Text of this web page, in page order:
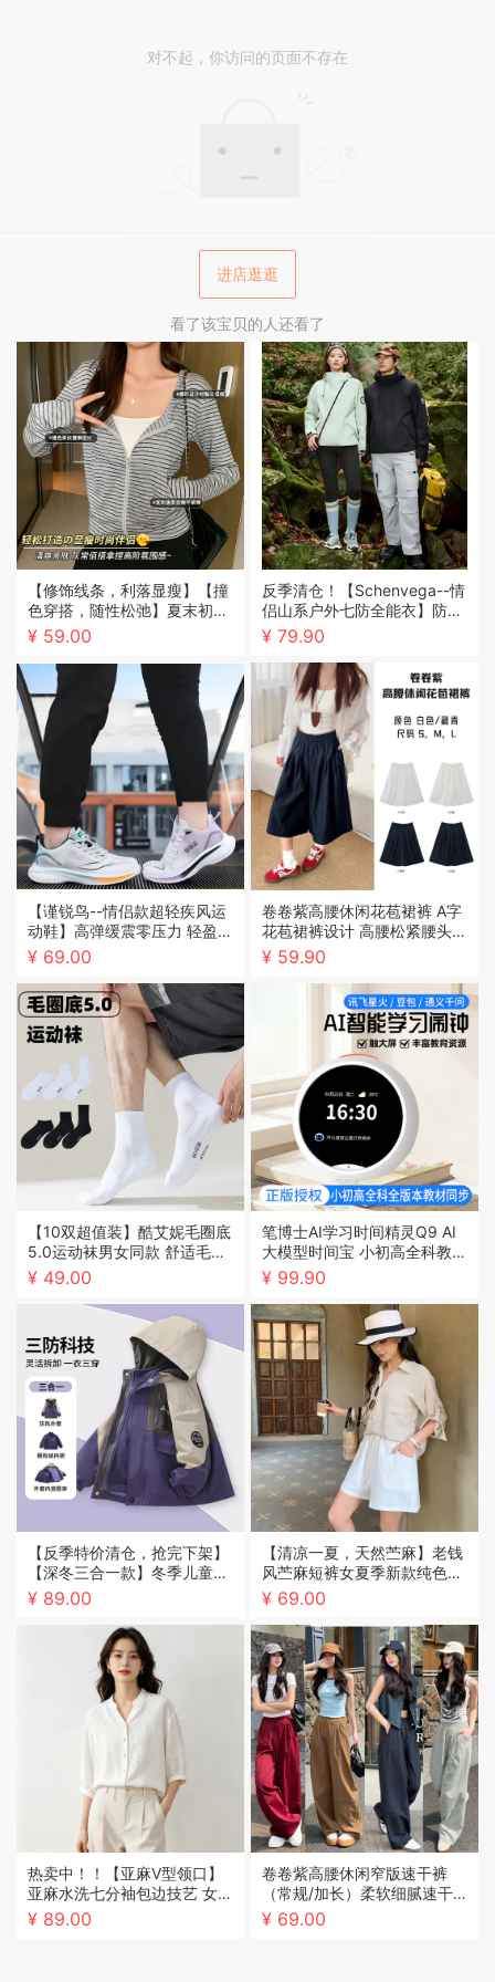
对不起，你访问的页面不存在
进店逛逛
看了该宝贝的人还看了
【修饰线条，利落显瘦】【撞
色穿搭，随性松弛】夏末初秋
新款女潮流撞色莱赛尔条纹拉
¥ 59.00
反季清仓！【Schenvega--情
侣山系户外七防全能衣】防水
防风防油防污、抗寒保暖防刮
女同款适合多种场合穿搭
¥ 79.90
【谨锐鸟--情侣款超轻疾风运
动鞋】高弹缓震零压力 轻盈舒
适暴走不累脚 耐磨耐洗耐穿防
百搭 男女同款全场景可穿搭
¥ 69.00
卷卷紫高腰休闲花苞裙裤 A字
花苞裙裤设计 高腰松紧腰头七
分长度 遮胯显瘦百搭不挑身材
¥ 59.90
【10双超值装】酷艾妮毛圈底
5.0运动袜男女同款 舒适毛巾
底立体按摩网格缓解足部压力
¥ 49.00
笔博士AI学习时间精灵Q9 AI
大模型时间宝 小初高全科教材
同步学习资源天花板立体音效
¥ 99.90
【反季特价清仓，抢完下架】
【深冬三合一款】冬季儿童冲
锋衣男女童三合一拆卸厚秋冬
¥ 89.00
【清凉一夏，天然苎麻】老钱
风苎麻短裤女夏季新款纯色五
分裤宽松薄款松紧腰抽绳显瘦
¥ 69.00
热卖中！！【亚麻V型领口】
亚麻水洗七分袖包边技艺 女士
衬衫衬衣夏季上衣 修饰脸型
¥ 89.00
卷卷紫高腰休闲窄版速干裤
（常规/加长）柔软细腻速干
高腰宽松慵懒窄版阔腿裤百搭
¥ 69.00